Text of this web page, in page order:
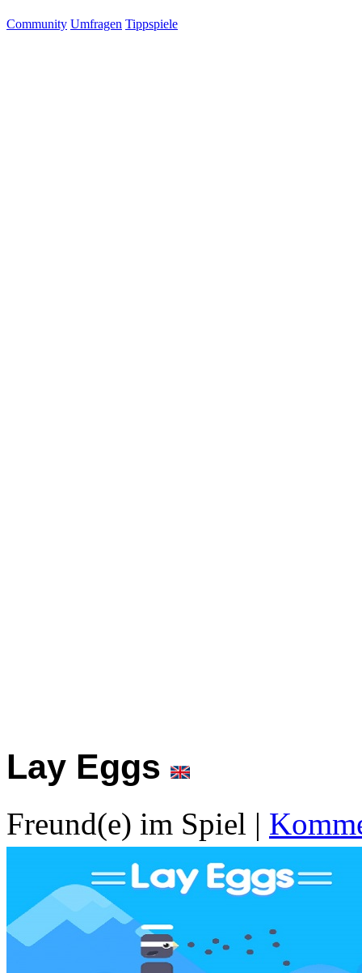
Community Umfragen Tippspiele
Lay Eggs
Freund(e) im Spiel |